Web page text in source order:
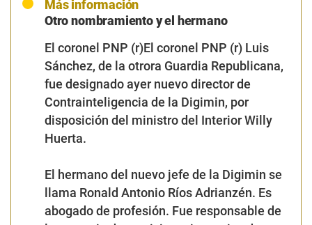
Huerta.
El hermano del nuevo jefe de la Digimin se
llama Ronald Antonio Ríos Adrianzén. Es
abogado de profesión. Fue responsable de
la gerencia de servicios migratorios de
Migraciones en la época que Edgar
Raymundo (hoy congresista de Juntos por
institución. Ronald Rios registra contratos
con el Estado durante el actual gobierno,
específicamente con el Ministerio de